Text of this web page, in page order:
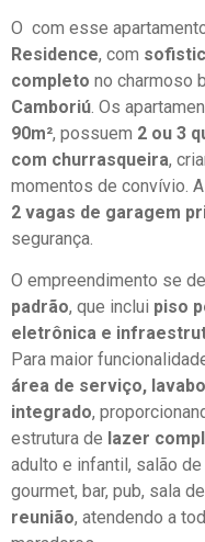
O com esse
Residence, com
completo no charmoso
Camboriú . Os
90m², possuem 2 ou 3
com churrasqueira,
momentos de convívio.
2 vagas de garagem
segurança.
O empreendimento se
padrão, que inclui piso
eletrônica e
Para maior
área de serviço,
integrado,
estrutura de lazer
adulto e infantil, salão
gourmet, bar, pub, sala
reunião, atendendo a